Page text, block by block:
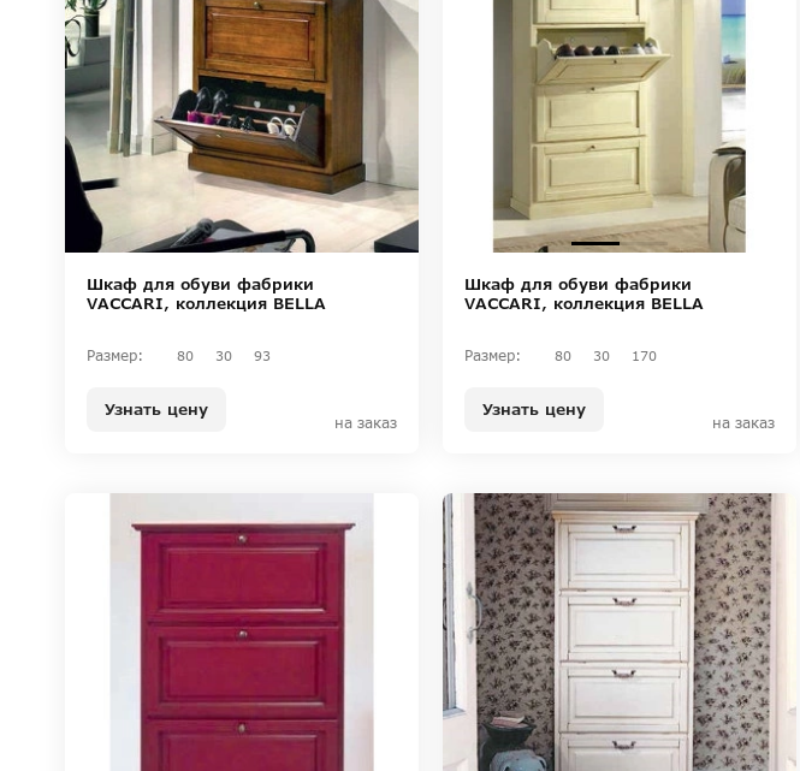
Шкаф для обуви фабрики
VACCARI, коллекция BELLA
Размер: 80 30 93
Узнать цену
на заказ
Шкаф для обуви фабрики
VACCARI, коллекция BELLA
Размер: 80 30 170
Узнать цену
на заказ